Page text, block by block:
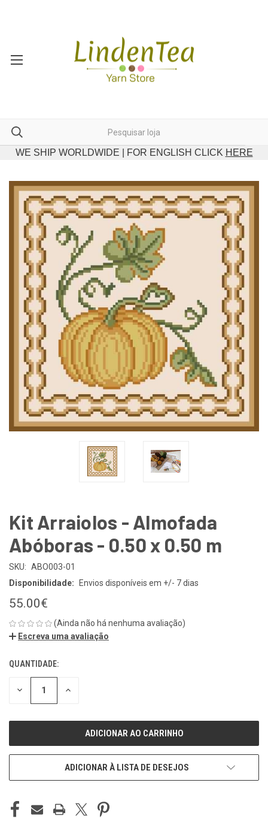
WE SHIP WORLDWIDE | FOR ENGLISH CLICK HERE
Kit Arraiolos - Almofada
Abóboras - 0.50 x 0.50 m
SKU: ABO003-01
Disponibilidade:
Envios disponíveis em +/- 7 dias
55.00€
(Ainda não há nenhuma avaliação)
Escreva uma avaliação
ESTOQUE
ATUAL:
QUANTIDADE:
REDUZIR REDUZIR
ADICIONAR À LISTA DE DESEJOS